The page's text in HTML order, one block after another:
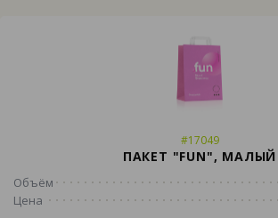
#17049
ПАКЕТ "FUN", МАЛЫЙ
Объём
Цена